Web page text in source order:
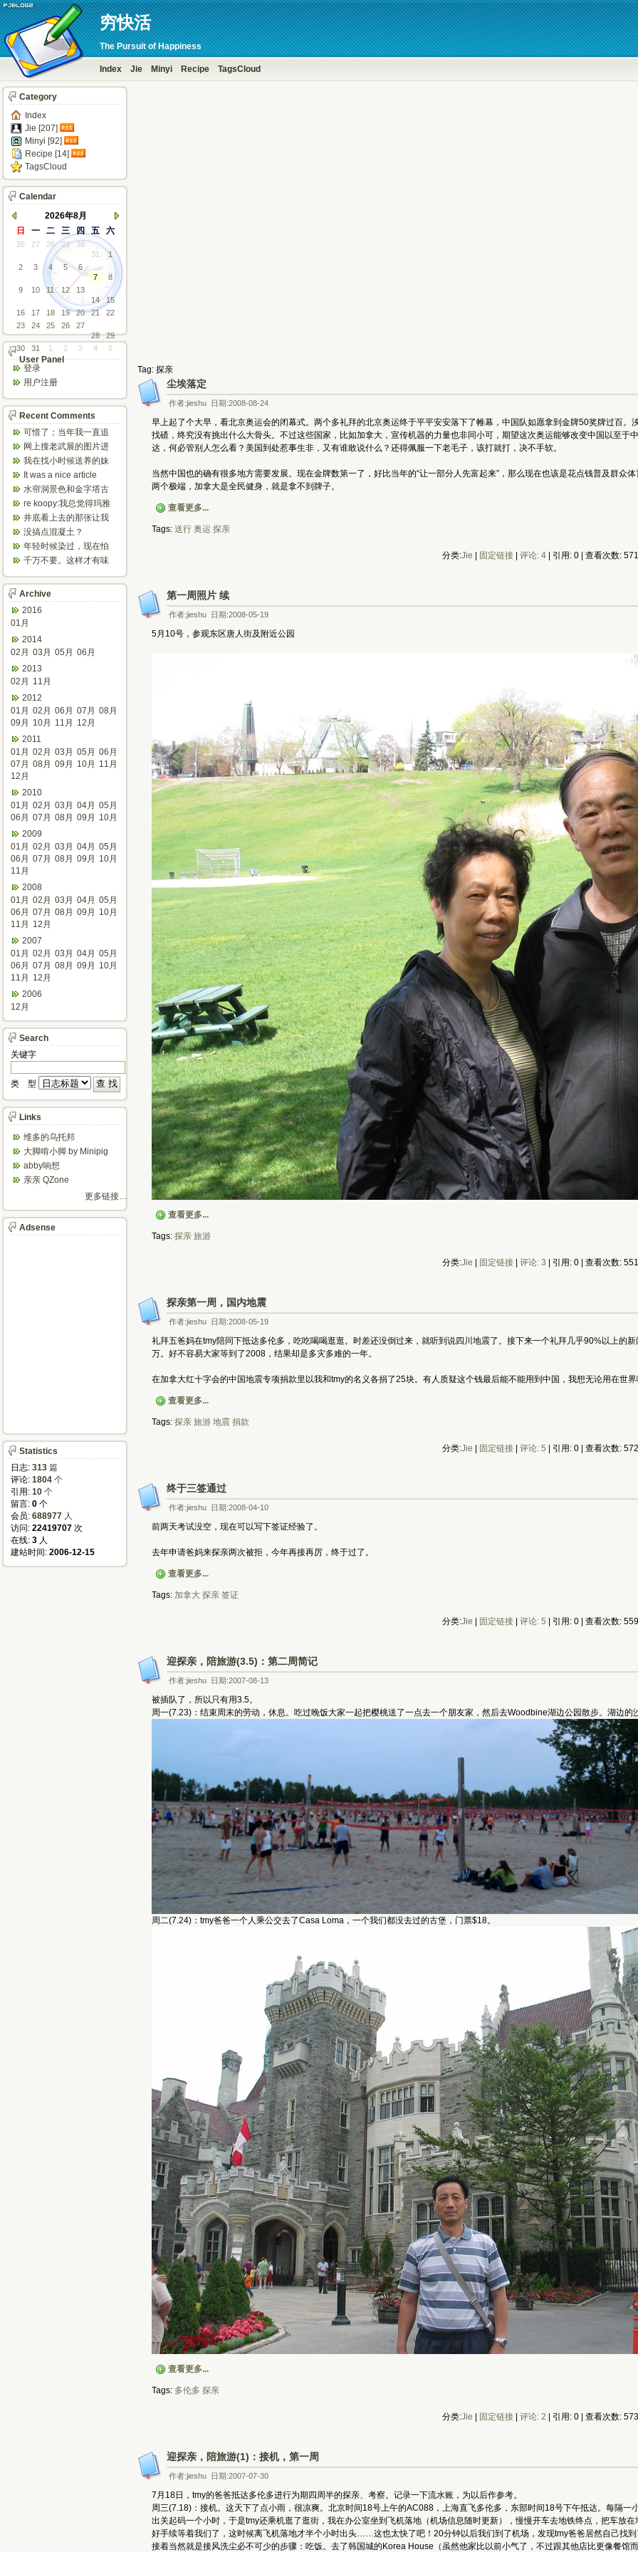
穷快活
The Pursuit of Happiness
Index Jie Minyi Recipe TagsCloud
Tag: 探亲
尘埃落定
作者:jieshu 日期:2008-08-24
早上起了个大早，看北京奥运会的闭幕式。两个多礼拜的北京奥运终于平平安安落下了帷幕，中国队如愿拿到金牌50奖牌过百。
找碴，终究没有挑出什么大骨头。不过这些国家，比如加拿大，宣传机器的力量也非同小可，期望这次奥运能够改变中国以至
达，何必管别人怎么看？美国到处惹事生非，又有谁敢说什么？还得佩服一下老毛子，该打就打，决不手软。
当然中国也的确有很多地方需要发展。现在金牌数第一了，好比当年的“让一部分人先富起来”，那么现在也该是花点钱普及群众
两个极端，加拿大是全民健身，就是拿不到牌子。
查看更多...
Tags: 送行 奥运 探亲
分类:Jie 固定链接| 评论: 4| 引用: 0 | 查看次数:
第一周照片 续
作者:jieshu 日期:2008-05-19
5月10号，参观东区唐人街及附近公园
查看更多...
Tags: 探亲 旅游
分类:Jie 固定链接| 评论: 3 | 引用: 0 | 查看次数:
探亲第一周，国内地震
作者:jieshu 日期:2008-05-19
礼拜五爸妈在tmy陪同下抵达多伦多，吃吃喝喝逛逛。时差还没倒过来，就听到说四川地震了。接下来一个礼拜几乎90%以上的
万。好不容易大家等到了2008，结果却是多灾多难的一年。
在加拿大红十字会的中国地震专项捐款里以我和tmy的名义各捐了25块。有人质疑这个钱最后能不能用到中国，我想无论用在世
查看更多...
Tags: 探亲 旅游 地震 捐款
分类:Jie 固定链接| 评论: 5 | 引用: 0 | 查看次数:
终于三签通过
作者:jieshu 日期:2008-04-10
前两天考试没空，现在可以写下签证经验了。
去年申请爸妈来探亲两次被拒，今年再接再厉，终于过了。
查看更多...
Tags: 加拿大 探亲 签证
分类:Jie 固定链接| 评论: 5 | 引用: 0 | 查看次数:
迎探亲，陪旅游(3.5)：第二周简记
作者:jieshu 日期:2007-08-13
被插队了，所以只有用3.5。
周一(7.23)：结束周末的劳动，休息。吃过晚饭大家一起把樱桃送了一点去一个朋友家，然后去Woodbine湖边公园散步。湖边的
周二(7.24)：tmy爸爸一个人乘公交去了Casa Loma，一个我们都没去过的古堡，门票$18。
查看更多...
Tags: 多伦多 探亲
分类:Jie 固定链接| 评论: 2 | 引用: 0 | 查看次数:
迎探亲，陪旅游(1)：接机，第一周
作者:jieshu 日期:2007-07-30
7月18日，tmy的爸爸抵达多伦多进行为期四周半的探亲、考察。记录一下流水账，为以后作参考。
周三(7.18)：接机。这天下了点小雨，很凉爽。北京时间18号上午的AC088，上海直飞多伦多，东部时间18号下午抵达。每隔
出关起码一个小时，于是tmy还乘机逛了逛街，我在办公室坐到飞机落地（机场信息随时更新），慢慢开车去地铁终点，把车放
好手续等着我们了，这时候离飞机落地才半个小时出头……这也太快了吧！20分钟以后我们到了机场，发现tmy爸爸居然自己找
接着当然就是接风洗尘必不可少的步骤：吃饭。去了韩国城的Korea House（虽然他家比以前小气了，不过跟其他店比更像餐
Category
Index
Jie [207]
Minyi [92]
Recipe [14]
TagsCloud
Calendar
2026年8月
日
一 二 三 四 五 六
26 27 28 29
30
31
1
2
3 4 5
6
7
8
9
10 11 12
13
14
15
16
17 18 19 20 21
22
23
24 25 26
27
28
29
30
31 1 2 3 4 5
User Panel
登录
用户注册
Recent Comments
可惜了；当年我一直追
着这个，看博主夫妇一
步步在多伦...
网上搜老武展的图片进
来了，一晃是你十年前
的帖子，时...
我在找小时候送养的妹
妹，有人QQ找我说找到
了匹配的...
It was a nice article
and...
水帘洞景色和金字塔古
迹都不错。
re koopy:我总觉得玛雅
人见过外星人。不然哪...
井底看上去的那张让我
想起了蝙蝠侠。。下棋
那张会不会...
没搞点混凝土？
年轻时候染过，现在怕
伤头发不敢染了。不过
千万不要。这样才有味
气场。
Archive
2016
01月
2014
02月 03月 05月 06月
2013
02月
11月
2012
01月 02月 06月 07月 08月
09月
10月 11月
12月
2011
01月 02月 03月 05月 06月
07月 08月 09月 10月
11月
12月
2010
01月 02月 03月 04月 05月
06月 07月 08月 09月
10月
2009
01月 02月 03月 04月 05月
06月 07月 08月 09月
10月
11月
2008
01月 02月 03月 04月 05月
06月 07月 08月 09月
10月
11月
12月
2007
01月 02月 03月 04月 05月
06月 07月 08月 09月
10月
11月
12月
2006
12月
Search
关键字
类 型
Links
维多的乌托邦
大脚啃小脚 by Minipig
abby响想
亲亲 QZone
更多链接…
Adsense
Statistics
日志: 313 篇
评论: 1804 个
引用: 10 个
留言: 0 个
会员: 688977 人
访问: 22419707 次
在线: 3 人
建站时间: 2006-12-15